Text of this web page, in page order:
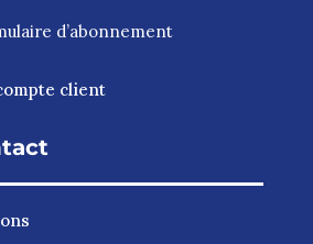
d’abonnement
client